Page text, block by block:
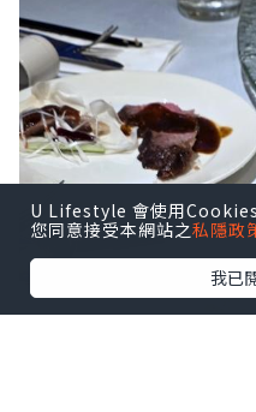
U Lifestyle 會使用
您同意接受本網站之私隱政
我已